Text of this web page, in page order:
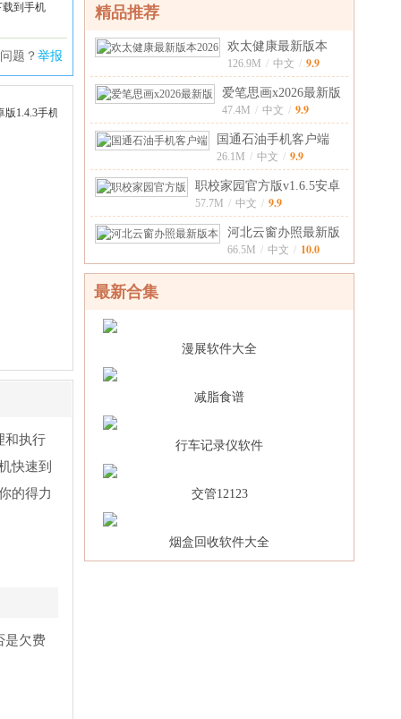
题？ 举报
载到手机
和执行
快速到
的得力
是欠费
精品推荐
欢太健康最新版本
20266.0.17_f
126.9M / 中文 / 9.9
爱笔思画x2026最新版
13.1.19安
47.4M / 中文 / 9.9
国通石油手机客户端
1.28.1安卓
26.1M / 中文 / 9.9
职校家园官方版v1.6.5安卓
版
57.7M / 中文 / 9.9
河北云窗办照最新版
本v1.5.77安
66.5M / 中文 / 10.0
最新合集
漫展软件大全
减脂食谱
行车记录仪软件
交管12123
烟盒回收软件大全